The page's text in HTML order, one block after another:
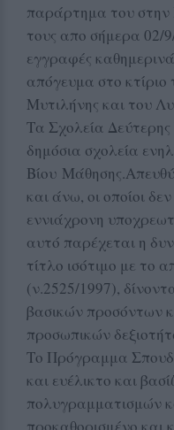
παράρτημα του στην
τους απο σήμερα 02/
εγγραφές
απόγευμα στο
Μυτιλήνης και του
Τα Σχολεία Δεύτερης
δημόσια σχολεία
Βίου
και άνω, οι οποίοι
εννιάχρονη
αυτό παρέχεται η
τίτλο ισότιμο με το
(ν.2525/1997),
βασικών προσόντων
προσωπικών
Το Πρόγραμμα
και ευέλικτο και
πολυγραμματισμών
προκαθορισμένο και